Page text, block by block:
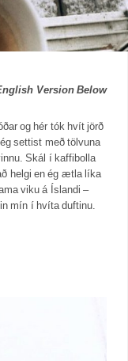
Version Below
og hér tók hvít jörð
settist með tölvuna
Skál í kaffibolla
helgi en ég ætla líka
viku á Íslandi –
mín í hvíta duftinu.